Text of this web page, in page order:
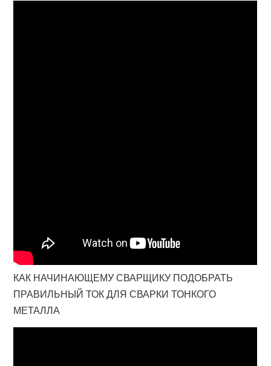
КАК НАЧИНАЮЩЕМУ СВАРЩИКУ ПОДОБРАТЬ
ПРАВИЛЬНЫЙ ТОК ДЛЯ СВАРКИ ТОНКОГО
МЕТАЛЛА